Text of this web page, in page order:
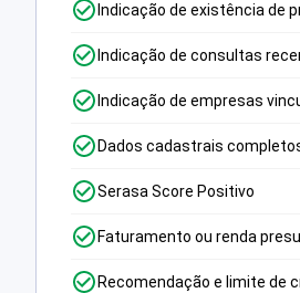
Indicação de existência de
Indicação de consultas
Indicação de empresas
Dados cadastrais
Serasa Score Positivo
Faturamento ou renda
Recomendação e limite de